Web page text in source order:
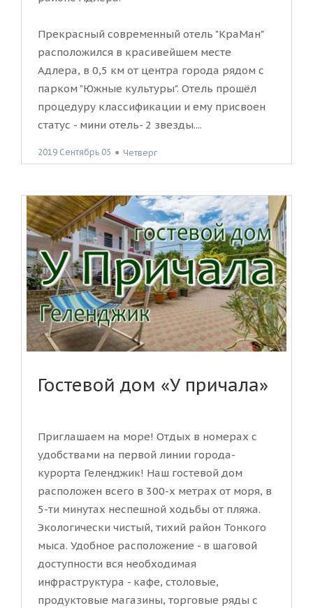
Прекрасный современный отель "КраМан"
расположился в красивейшем месте
Адлера, в 0,5 км от центра города рядом с
парком "Южные культуры". Отель прошёл
процедуру классификации и ему присвоен
статус - мини отель- 2 звезды....
2019 Сентябрь 05 ● Четверг
Гостевой дом «У причала»
Приглашаем на море! Отдых в номерах с
удобствами на первой линии города-
курорта Геленджик! Наш гостевой дом
расположен всего в 300-х метрах от моря, в
5-ти минутах неспешной ходьбы от пляжа.
Экологически чистый, тихий район Тонкого
мыса. Удобное расположение - в шаговой
доступности вся необходимая
инфраструктура - кафе, столовые,
продуктовые магазины, торговые ряды с